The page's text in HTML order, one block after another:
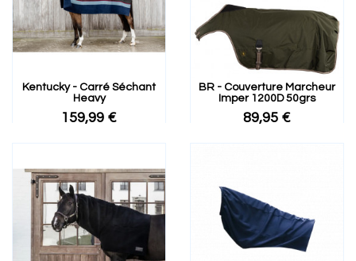
Kentucky - Carré Séchant
Heavy
159,99 €
BR - Couverture Marcheur
Imper 1200D 50grs
89,95 €